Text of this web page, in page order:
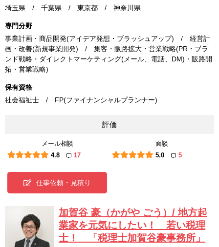
埼玉県 / 千葉県 / 東京都 / 神奈川県
専門分野
事業計画・商品開発(アイデア発想・ブラッシュアップ) / 経営計
画・改善(新規事業開発) / 集客・販路拡大・営業戦略(PR・ブラ
ンド戦略・ダイレクトマーケティング(メール、電話、DM)・販路開
拓・営業戦略)
保有資格
社会福祉士 / FP(ファイナンシャルプランナー)
評価
メール相談
4.8
17
面談
5.0
5
仕事依頼・見積り
加賀谷 豪（かがや ごう）/ 地方起
業家を元気にしたい！ 若い税理
士！ 「税理士加賀谷豪事務所」